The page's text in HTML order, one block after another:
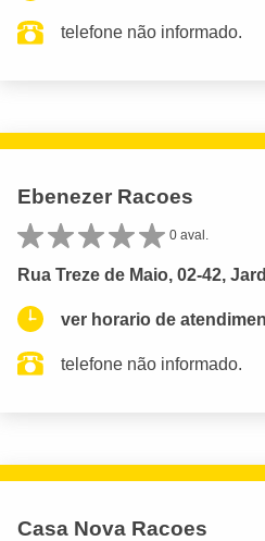
telefone não informado.
Ebenezer Racoes
0 aval.
Rua Treze de Maio, 02-42,
ver horario de
telefone não informado.
Casa Nova Racoes